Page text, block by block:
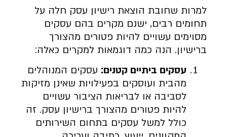
למרות שחובת הוצאת רישיון עסק חלה על
תחומים רבים, ישנם מקרים בהם עסקים
מסוימים עשויים להיות פטורים מהצורך
ברישיון. הנה כמה דוגמאות למקרים כאלה:
עסקים ביתיים קטנים: עסקים המנוהלים
מהבית ועוסקים בפעילויות שאינן מזיקות
לסביבה או לבריאות הציבור עשויים
להיות פטורים מהצורך ברישיון עסק. זה
כולל למשל עסקים בתחום השירותים